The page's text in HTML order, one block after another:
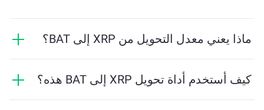
ماذا يعني معدل التحويل من XRP إلى BAT؟
يتقلب هذا المعدل بناءً على ظروف السوق والعرض والطلب
كيف أستخدم أداة تحويل XRP إلى BAT هذه؟